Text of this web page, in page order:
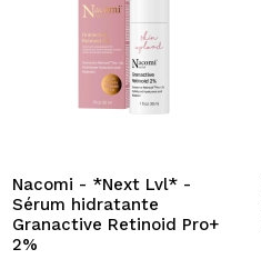
Nacomi - *Next Lvl* -
Sérum hidratante
Granactive Retinoid Pro+
2%